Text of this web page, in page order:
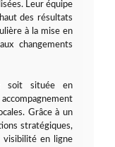
Leur équipe
des résultats
à la mise en
changements
soit située en
Grâce à un
stratégiques,
visibilité en ligne